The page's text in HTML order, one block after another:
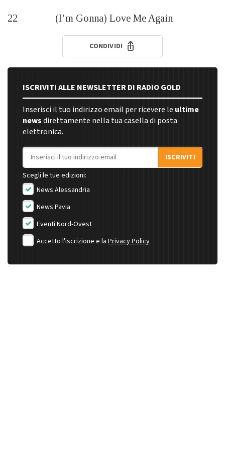
22 (I’m Gonna) Love Me Again
CONDIVIDI
ISCRIVITI ALLE NEWSLETTER DI RADIO GOLD
Inserisci il tuo indirizzo email per ricevere le ultime
newsdirettamente nella tua casella di posta
elettronica.
Indirizzo email
ISCRIVITI
Scegli le tue edizioni:
News Alessandria
News Pavia
Eventi Nord-Ovest
Accetto l'iscrizione e la Privacy Policy